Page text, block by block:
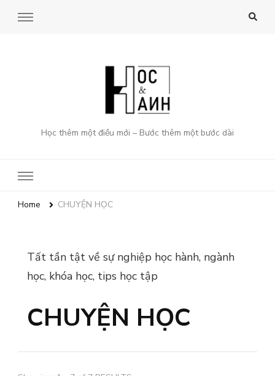
Học thêm một điều mới – Bước thêm một bước dài
Home CHUYỆN HỌC
Tất tần tật về sự nghiệp học hành, ngành
học, khóa học, tips học tập
CHUYỆN HỌC